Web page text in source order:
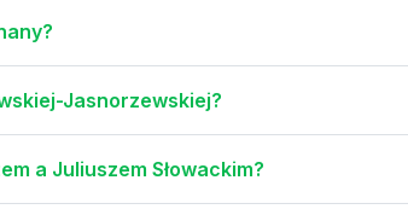
Jasnorzewskiej?
a Juliuszem Słowackim?